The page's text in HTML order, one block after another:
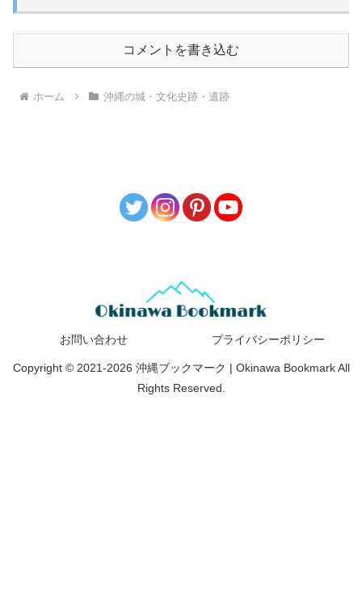
コメントを書き込む
ホーム 沖縄の城・文化史跡・遺跡
お問い合わせ プライバシーポリシー
Copyright © 2021-2026 沖縄ブックマーク | Okinawa Bookmark All
Rights Reserved.